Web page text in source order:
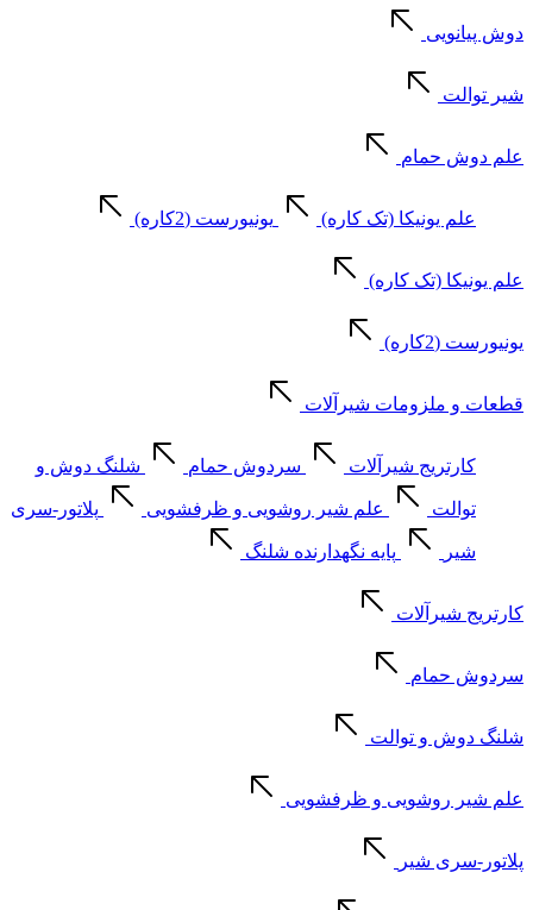
دوش پیانویی
شیر توالت
علم دوش حمام
علم یونیکا (تک کاره) یونیورست (2کاره)
علم یونیکا (تک کاره)
یونیورست (2کاره)
قطعات و ملزومات شیرآلات
کارتریج شیرآلات سردوش حمام شلنگ دوش و
توالت علم شیر روشویی و ظرفشویی پلاتور-سری
شیر پایه نگهدارنده شلنگ
کارتریج شیرآلات
سردوش حمام
شلنگ دوش و توالت
علم شیر روشویی و ظرفشویی
پلاتور-سری شیر